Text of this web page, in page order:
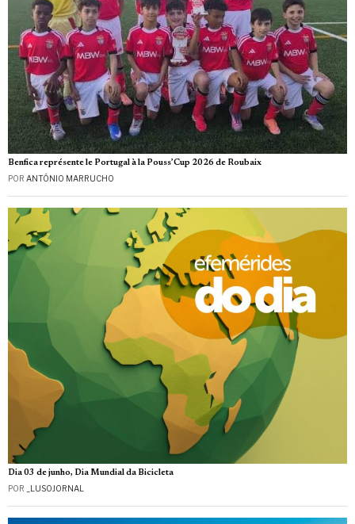
Benfica représente le Portugal à la Pouss’Cup 2026 de Roubaix
POR ANTÓNIO MARRUCHO
Dia 03 de junho, Dia Mundial da Bicicleta
POR _LUSOJORNAL